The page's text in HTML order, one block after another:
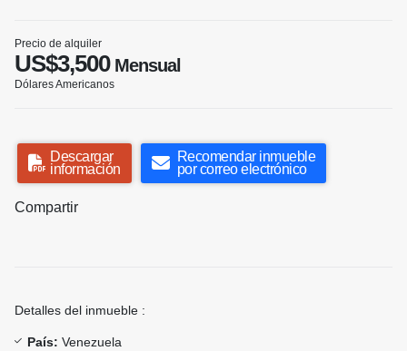
Precio de alquiler
US$3,500Mensual
Dólares Americanos
Descargar
información
Recomendar inmueble
por correo electrónico
Compartir
Detalles del inmueble :
País: Venezuela